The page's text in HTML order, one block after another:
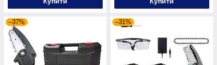
–37% –31%